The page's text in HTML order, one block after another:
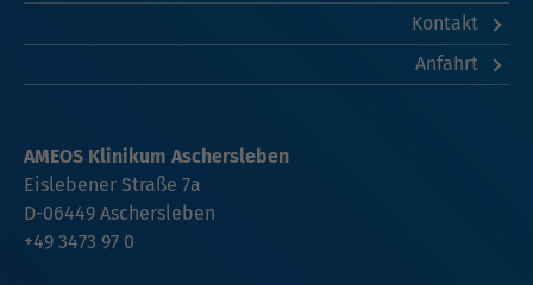
Kontakt
Anfahrt
AMEOS Klinikum Aschersleben
Eislebener Straße 7a
D-06449 Aschersleben
+49 3473 97 0